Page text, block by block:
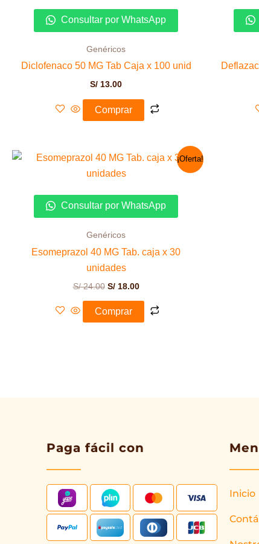
Consultar por WhatsApp
Genéricos
Diclofenaco 50 MG Tab Caja x 100 unid
S/ 13.00
Comprar
¡Oferta!
Consultar por WhatsApp
Genéricos
Esomeprazol 40 MG Tab. caja x 30
unidades
S/24.00
El
original
S/ 24.00.
S/18.00
El
precio
S/ 18.00.
Comprar
Paga fácil con
Inicio